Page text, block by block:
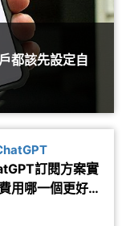
都該先設定自
訂閱方案實
用哪一個更好